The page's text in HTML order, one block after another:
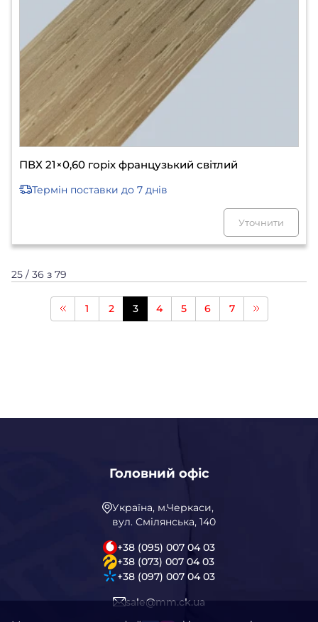
ПВХ 21×0,60 горіх французький світлий
Термін поставки до 7 днів
Уточнити
25 / 36 з 79
1 2 3 4 5 6 7
Головний офіс
Україна, м.Черкаси,
вул. Смілянська, 140
+38 (095) 007 04 03
+38 (073) 007 04 03
+38 (097) 007 04 03
sale@mm.ck.ua